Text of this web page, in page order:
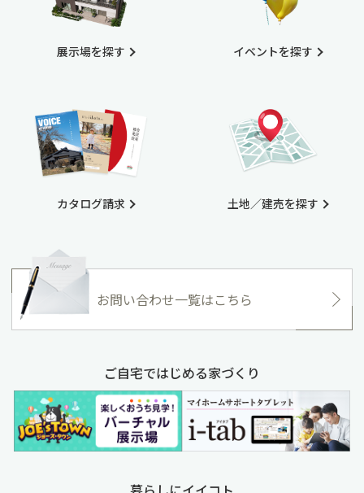
展示場を探す
カタログ請求
イベントを探す
土地／建売を探す
お問い合わせ一覧はこちら
ご自宅ではじめる家づくり